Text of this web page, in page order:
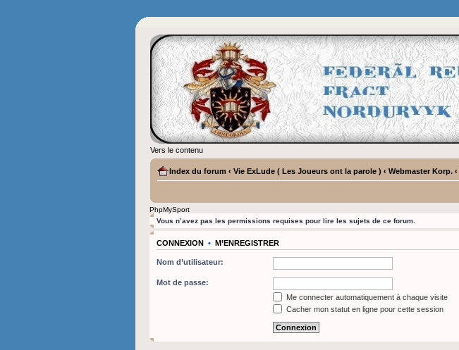
Vers le contenu
Index du forum ‹ Vie ExLude ( Les Joueurs ont la parole ) ‹ Webmaster Korp. ‹
PhpMySport
Vous n’avez pas les permissions requises pour lire les sujets de ce forum.
CONNEXION • M’ENREGISTRER
Nom d’utilisateur:
Mot de passe:
Me connecter automatiquement à chaque visite
Cacher mon statut en ligne pour cette session